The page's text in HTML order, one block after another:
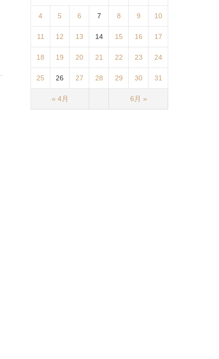
« 4月 6月 »
4 5 6 7 8 9 10
11 12 13 14 15 16 17
18 19 20 21 22 23 24
25 26 27 28 29 30 31